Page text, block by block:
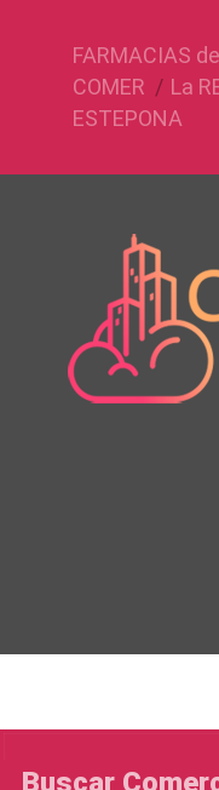
FARMACIAS
COMER
La
ESTEPONA